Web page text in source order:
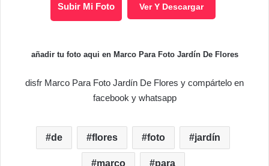
Subir Mi Foto Ver Y Descargar
añadir tu foto aqui en Marco Para Foto Jardín De Flores
disfr Marco Para Foto Jardín De Flores y compártelo en
facebook y whatsapp
de flores foto jardín
marco para